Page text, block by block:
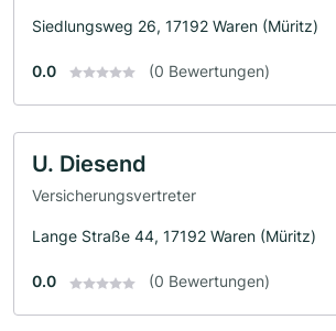
Siedlungsweg 26, 17192 Waren (Müritz)
0.0 (0 Bewertungen)
U. Diesend
Versicherungsvertreter
Lange Straße 44, 17192 Waren (Müritz)
0.0 (0 Bewertungen)